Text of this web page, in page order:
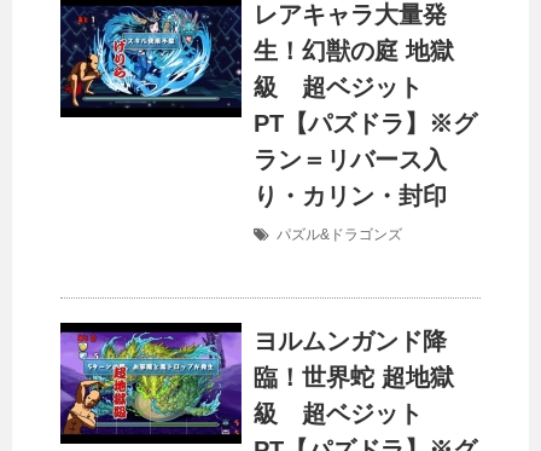
レアキャラ大量発
生！幻獣の庭 地獄
級 超ベジット
PT【パズドラ】※グ
ラン＝リバース入
り・カリン・封印
パズル&ドラゴンズ
ヨルムンガンド降
臨！世界蛇 超地獄
級 超ベジット